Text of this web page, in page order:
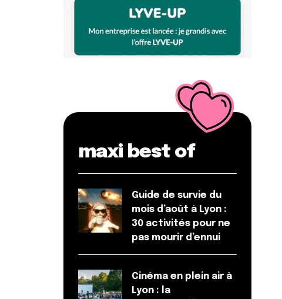
maxi best of
Guide de survie du
mois d’août à Lyon :
30 activités pour ne
pas mourir d’ennui
Cinéma en plein air à
Lyon : la